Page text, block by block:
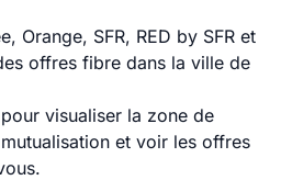
Orange, SFR, RED by SFR et
offres fibre dans la ville de
visualiser la zone de
et voir les offres